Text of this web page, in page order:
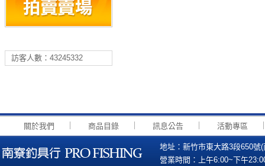
訪客人數：43245332
關於我們 商品目錄 訊息公告 活動專區
地址：新竹市東大路3段650
營業時間：上午6:00~下午